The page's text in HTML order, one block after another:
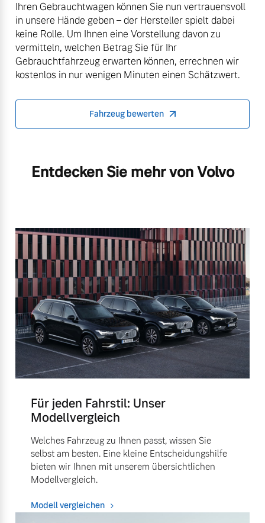
Ihren Gebrauchtwagen können Sie nun vertrauensvoll
in unsere Hände geben – der Hersteller spielt dabei
keine Rolle. Um Ihnen eine Vorstellung davon zu
vermitteln, welchen Betrag Sie für Ihr
Gebrauchtfahrzeug erwarten können, errechnen wir
kostenlos in nur wenigen Minuten einen Schätzwert.
Fahrzeug bewerten
Entdecken Sie mehr von Volvo
Für jeden Fahrstil: Unser
Modellvergleich
Welches Fahrzeug zu Ihnen passt, wissen Sie
selbst am besten. Eine kleine Entscheidungshilfe
bieten wir Ihnen mit unserem übersichtlichen
Modellvergleich.
Modell vergleichen